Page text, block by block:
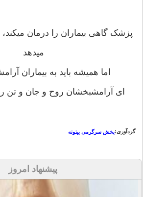
پزشک گاهی بیماران را درمان
میدهد
اما همیشه باید به بیماران
ای آرامشبخشان روح و جان و تن
گردآوری:بخش سرگرمی بیتوته
پیشنهاد امروز